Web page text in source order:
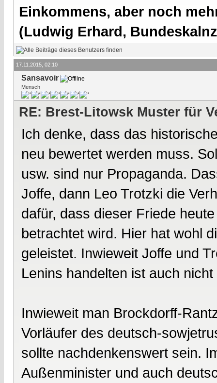
Einkommens, aber noch
(Ludwig Erhard,
17.11.2015, 02:10
Sansavoir
Mensch
RE: Brest-Litowsk Muster für
Ich denke, dass das
neu bewertet werden muss.
usw. sind nur Propaganda.
Joffe, dann Leo Trotzki die
dafür, dass dieser Friede
betrachtet wird. Hier hat wohl
geleistet. Inwieweit Joffe und
Lenins handelten ist auch
Inwieweit man Brockdorff-
Vorläufer des deutsch-
sollte nachdenkenswert sein.
Außenminister und auch